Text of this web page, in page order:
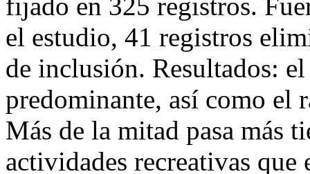
el estudio, 41 registros
de inclusión. Resultados:
predominante, así como el
Más de la mitad pasa más
actividades recreativas que